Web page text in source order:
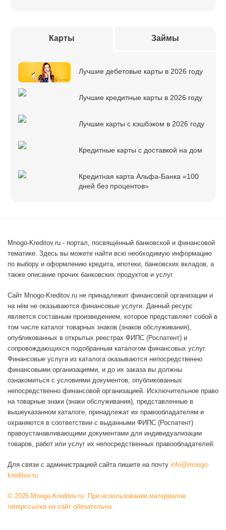
Карты Займы
Лучшие дебетовые карты в 2026 году
Лучшие кредитные карты в 2026 году
Лучшие карты с кэшбэком в 2026 году
Кредитные карты с доставкой на дом
Кредитная карта Альфа-Банка «100
дней без процентов»
Mnogo-Kreditov.ru - портал, посвящённый банковской и финансовой
тематике. Здесь вы можете найти всю необходимую информацию
по выбору и оформлению кредита, ипотеки, банковских вкладов, а
также описание прочих банковских продуктов и услуг.
Сайт Mnogo-Kreditov.ru не принадлежит финансовой организации и
на нём не оказываются финансовые услуги. Данный ресурс
является составным произведением, которое представляет собой в
том числе каталог товарных знаков (знаков обслуживания),
опубликованных в открытых реестрах ФИПС (Роспатент) и
сопровождающихся подобранным каталогом финансовых услуг.
Финансовые услуги из каталога оказываются непосредственно
финансовыми организациями, и до их заказа вы должны
ознакомиться с условиями документов, опубликованных
непосредственно финансовой организацией. Исключительное право
на товарные знаки (знаки обслуживания), представленные в
вышеуказанном каталоге, принадлежат их правообладателям и
охраняются в соответствии с выданными ФИПС (Роспатент)
правоустанавливающими документами для индивидуализации
товаров, работ или услуг их непосредственных правообладателей.
Для связи с администрацией сайта пишите на почту info@mnogo-
kreditov.ru
© 2026 Mnogo-Kreditov.ru. При использовании материалов
гиперссылка на сайт обязательна.